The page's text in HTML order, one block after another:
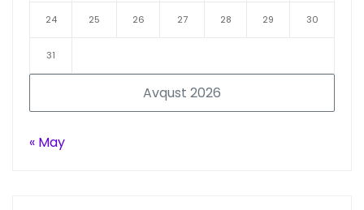
Avqust 2026
24 25 26 27 28 29 30
31
« May